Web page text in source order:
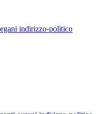
indirizzo-politico